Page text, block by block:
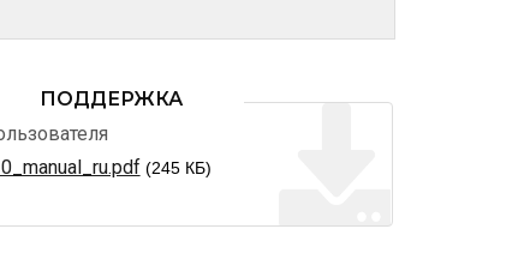
ПОДДЕРЖКА
(245 КБ)